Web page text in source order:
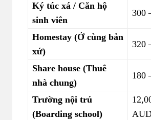
Ký túc xá / Căn hộ
sinh viên
300
Homestay (Ở cùng bản
xứ)
320
Share house (Thuê
nhà chung)
180
Trường nội trú
(Boarding school)